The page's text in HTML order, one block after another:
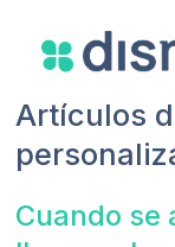
Artículos
Cuando se